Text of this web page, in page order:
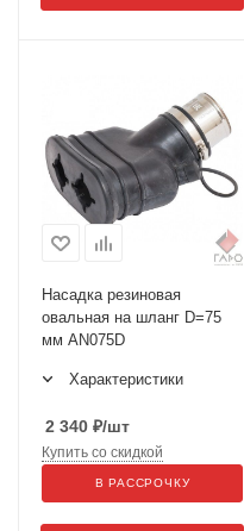
Насадка резиновая
овальная на шланг D=75
мм AN075D
Характеристики
2 340 ₽/шт
Купить со скидкой
В РАССРОЧКУ